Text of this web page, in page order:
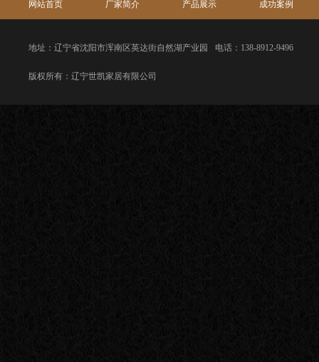
网站首页 厂家简介 产品展示 成功案例
地址：辽宁省沈阳市浑南区英达街自然湖产业园 电话：138-8912-9496
版权所有：辽宁世凯家居有限公司